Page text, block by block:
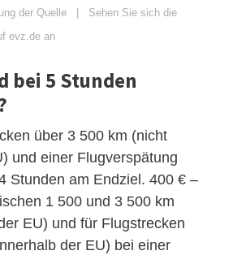
der Quelle
Sehen Sie sich die
evz.de an
bei 5 Stunden
über 3 500 km (nicht
und einer Flugverspätung
Stunden am Endziel. 400 € –
1 500 und 3 500 km
EU) und für Flugstrecken
der EU) bei einer